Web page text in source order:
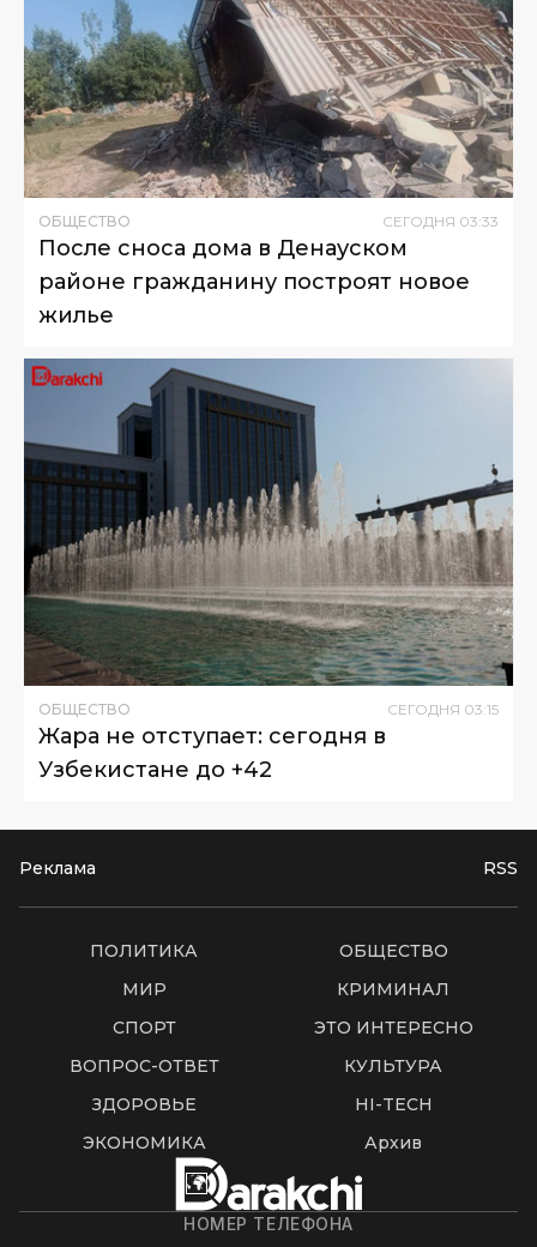
ОБЩЕСТВО СЕГОДНЯ 03:33
После сноса дома в Денауском
районе гражданину построят новое
жилье
ОБЩЕСТВО СЕГОДНЯ 03:15
Жара не отступает: сегодня в
Узбекистане до +42
Реклама RSS
ПОЛИТИКА
ОБЩЕСТВО
МИР
КРИМИНАЛ
СПОРТ
ЭТО ИНТЕРЕСНО
ВОПРОС-ОТВЕТ
КУЛЬТУРА
ЗДОРОВЬЕ
HI-TECH
ЭКОНОМИКА
Архив
НОМЕР ТЕЛЕФОНА